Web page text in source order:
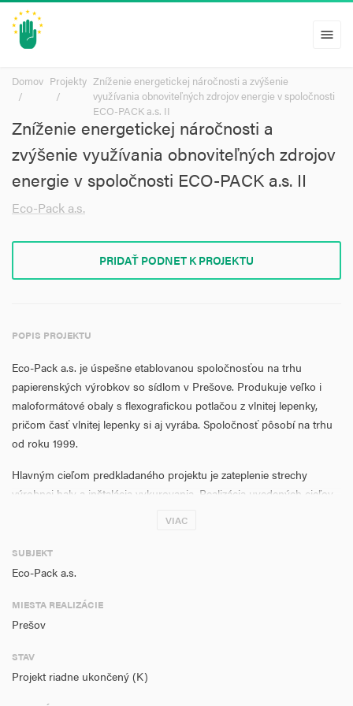
menu
Domov Projekty Zníženie energetickej náročnosti a zvýšenie
využívania obnoviteľných zdrojov energie v spoločnosti
ECO-PACK a.s. II
Zníženie energetickej náročnosti a
zvýšenie využívania obnoviteľných zdrojov
energie v spoločnosti ECO-PACK a.s. II
Eco-Pack a.s.
PRIDAŤ PODNET K PROJEKTU
POPIS PROJEKTU
Eco-Pack a.s. je úspešne etablovanou spoločnosťou na trhu
papierenských výrobkov so sídlom v Prešove. Produkuje veľko i
maloformátové obaly s flexografickou potlačou z vlnitej lepenky,
pričom časť vlnitej lepenky si aj vyrába. Spoločnosť pôsobí na trhu
od roku 1999.
Hlavným cieľom predkladaného projektu je zateplenie strechy
výrobnej haly a inštalácia vykurovania. Realizácia uvedených cieľov
energetických strát priemyselnej budovy. Uvedené zníženie spotreby
energie (zemného plynu) bude znamenať signifikantné zníženie
Predmetný objekt výrobnej haly je situovaný v areáli spoločnosti
Prešov. Hala bola postavená v roku 1979 a pôvodne slúžila na
skladovanie stavebného materiálu PSV pre stavebnú firmu. Objekt je
VIAC
SUBJEKT
Eco-Pack a.s.
MIESTA REALIZÁCIE
Prešov
STAV
Projekt riadne ukončený (K)